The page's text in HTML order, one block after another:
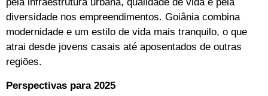
pela infraestrutura urbana, qualidade de vida e pela
diversidade nos empreendimentos. Goiânia combina
modernidade e um estilo de vida mais tranquilo, o que
atrai desde jovens casais até aposentados de outras
regiões.
Perspectivas para 2025